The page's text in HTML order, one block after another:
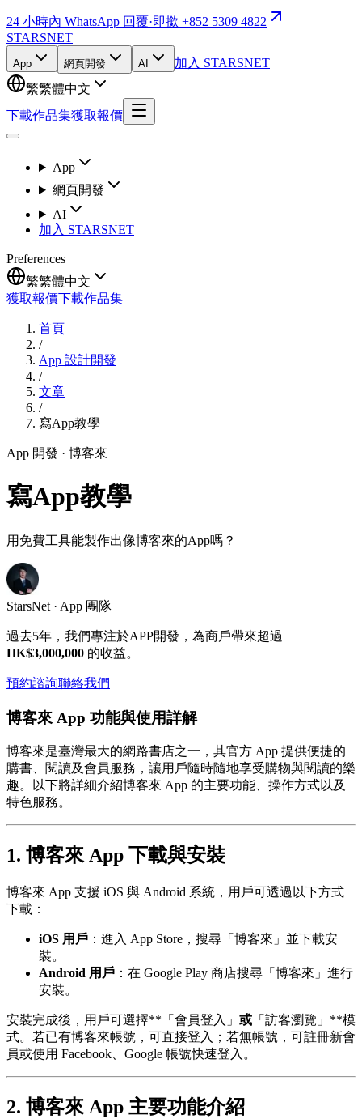
24 小時內 WhatsApp 回覆·即撳 +852 5309 4822
STARSNET
App 網頁開發 AI
加入 STARSNET
繁繁體中文
下載作品集獲取報價
App
網頁開發
AI
加入 STARSNET
Preferences
繁繁體中文
獲取報價下載作品集
首頁
/
App 設計開發
/
文章
/
寫App教學
App 開發 · 博客來
寫App教學
用免費工具能製作出像博客來的App嗎？
StarsNet · App 團隊
過去5年，我們專注於APP開發，為商戶帶來超過
HK$3,000,000 的收益。
預約諮詢聯絡我們
博客來 App 功能與使用詳解
博客來是臺灣最大的網路書店之一，其官方 App 提供便捷的
購書、閱讀及會員服務，讓用戶隨時隨地享受購物與閱讀的樂
趣。以下將詳細介紹博客來 App 的主要功能、操作方式以及
特色服務。
1. 博客來 App 下載與安裝
博客來 App 支援 iOS 與 Android 系統，用戶可透過以下方式
下載：
iOS 用戶 ：進入 App Store，搜尋「博客來」並下載安
裝。
Android 用戶 ：在 Google Play 商店搜尋「博客來」進行
安裝。
安裝完成後，用戶可選擇**「會員登入」 或 「訪客瀏覽」**模
式。若已有博客來帳號，可直接登入；若無帳號，可註冊新會
員或使用 Facebook、Google 帳號快速登入。
2. 博客來 App 主要功能介紹